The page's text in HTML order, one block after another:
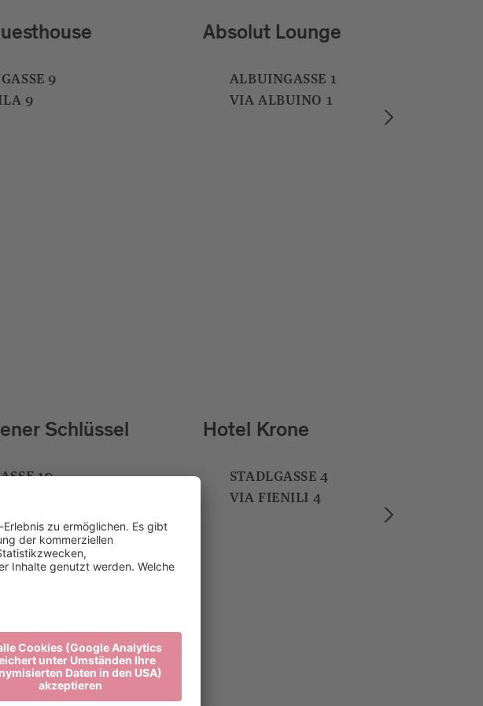
Finsterwirt Oste Scuro
DOMGASSE 3
VICOLO DUOMO 3
Soley Suites & Restaurant
BRENNERSTRASSE 2
VIA BRENNERO 2